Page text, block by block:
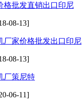
格批发直销出口印尼
08-13]
厂家价格批发出口印尼
08-13]
厂策尼特
06-11]